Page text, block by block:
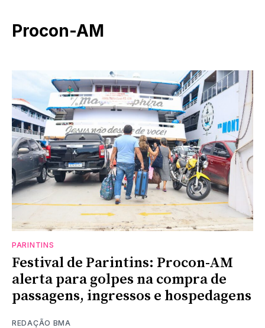
Procon-AM
PARINTINS
Festival de Parintins: Procon-AM
alerta para golpes na compra de
passagens, ingressos e hospedagens
REDAÇÃO BMA